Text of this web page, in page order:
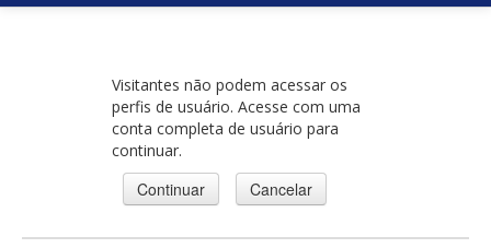
Visitantes não podem acessar os
perfis de usuário. Acesse com uma
conta completa de usuário para
continuar.